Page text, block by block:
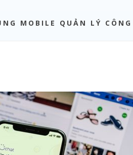
MOBILE QUẢN LÝ CÔNG